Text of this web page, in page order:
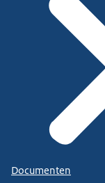
Documenten